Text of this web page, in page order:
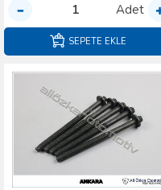
Adet
SEPETE EKLE